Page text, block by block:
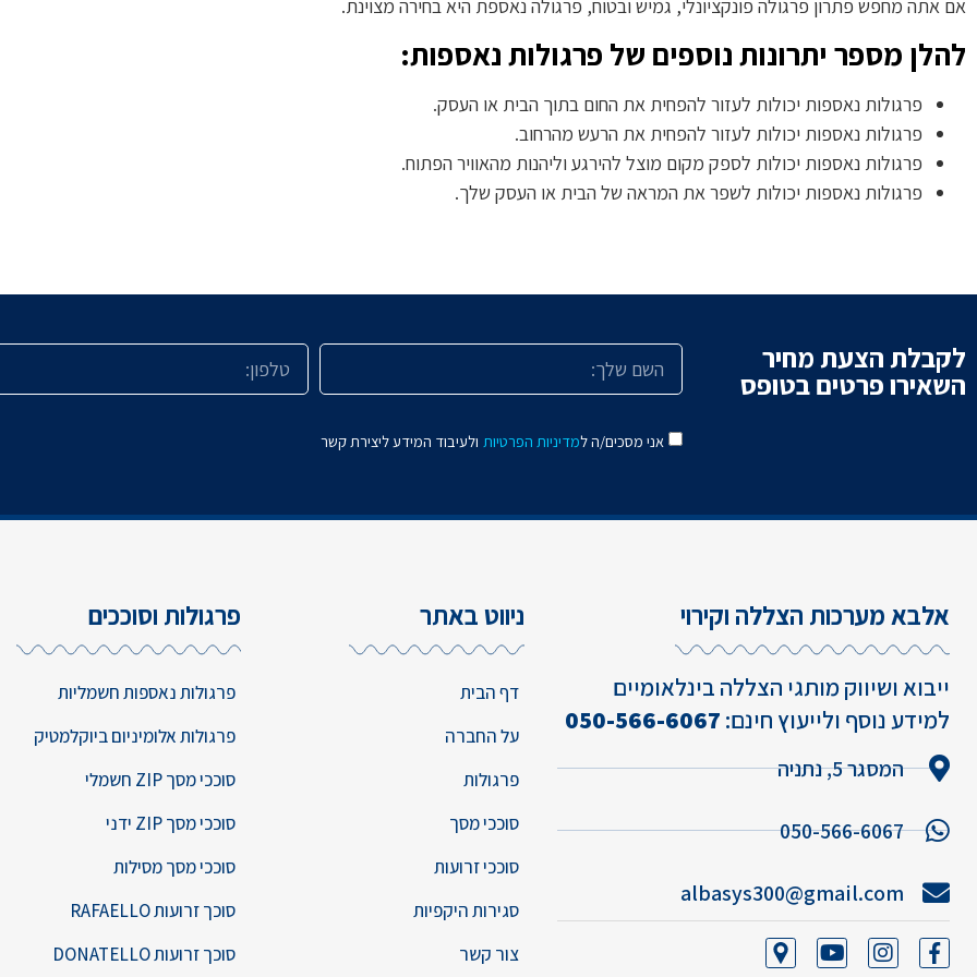
אם אתה מחפש פתרון פרגולה פונקציונלי, גמיש ובטוח, פרגולה נאספת היא בחירה מצוינת.
להלן מספר יתרונות נוספים של פרגולות נאספות:
פרגולות נאספות יכולות לעזור להפחית את החום בתוך הבית או העסק.
פרגולות נאספות יכולות לעזור להפחית את הרעש מהרחוב.
פרגולות נאספות יכולות לספק מקום מוצל להירגע וליהנות מהאוויר הפתוח.
פרגולות נאספות יכולות לשפר את המראה של הבית או העסק שלך.
לקבלת הצעת מחיר
השאירו פרטים בטופס
אני מסכים/ה למדיניות הפרטיות ולעיבוד המידע ליצירת קשר
אלבא מערכות הצללה וקירוי
ייבוא ושיווק מותגי הצללה בינלאומיים
למידע נוסף ולייעוץ חינם: 050-566-6067
המסגר 5, נתניה
050-566-6067
albasys300@gmail.com
ניווט באתר
דף הבית
על החברה
פרגולות
סוככי מסך
סוככי זרועות
סגירות היקפיות
צור קשר
פרגולות וסוככים
פרגולות נאספות חשמליות
פרגולות אלומיניום ביוקלמטיק
סוככי מסך ZIP חשמלי
סוככי מסך ZIP ידני
סוככי מסך מסילות
סוכך זרועות RAFAELLO
סוכך זרועות DONATELLO